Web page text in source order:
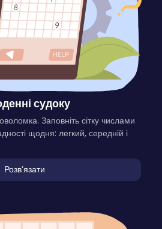
судоку
Заповніть сітку числами
щодня: легкий, середній і
Розвʼязати